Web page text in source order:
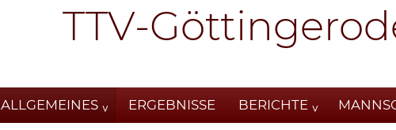
TTV-
ALLGEMEINES ERGEBNISSE BERICHTE